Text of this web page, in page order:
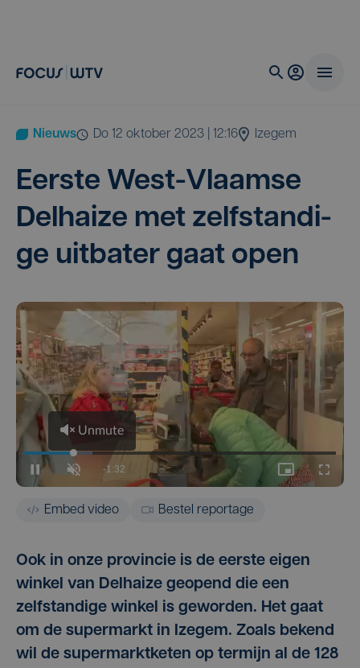
Nieuws do 12 oktober 2023 | 12:16 Izegem
Eer­ste West-Vlaam­se
Del­hai­ze met zelf­stan­di­
ge uit­ba­ter gaat open
Embed video Bestel reportage
Ook in onze provincie is de eerste eigen
winkel van Delhaize geopend die een
zelfstandige winkel is geworden. Het gaat
om de supermarkt in Izegem. Zoals bekend
wil de supermarktketen op termijn al de 128